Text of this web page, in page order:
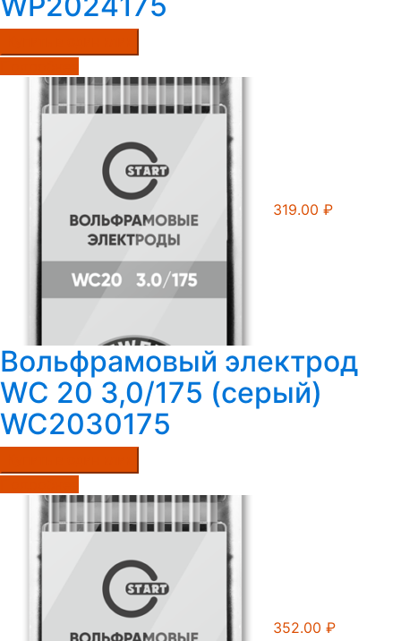
319.00 ₽
Вольфрамовый электрод
WС 20 3,0/175 (серый)
WC2030175
352.00 ₽